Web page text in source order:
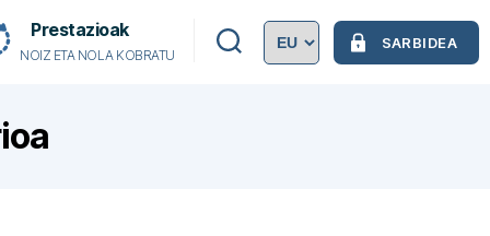
Prestazioak
NOIZ ETA NOLA KOBRATU
SARBIDEA